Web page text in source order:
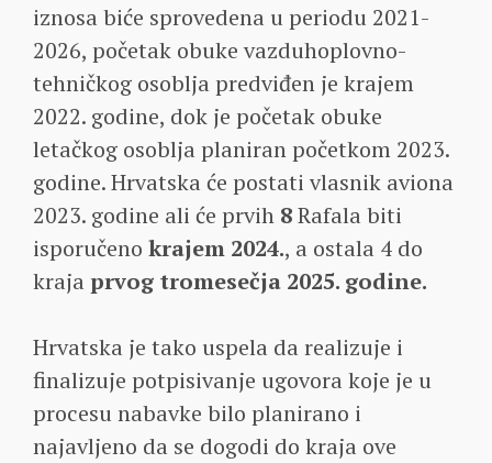
iznosa biće sprovedena u periodu 2021-
2026, početak obuke vazduhoplovno-
tehničkog osoblja predviđen je krajem
2022. godine, dok je početak obuke
letačkog osoblja planiran početkom 2023.
godine. Hrvatska će postati vlasnik aviona
2023. godine ali će prvih 8Rafala biti
isporučeno krajem 2024., a ostala 4 do
kraja prvog tromesečja 2025. godine.
Hrvatska je tako uspela da realizuje i
finalizuje potpisivanje ugovora koje je u
procesu nabavke bilo planirano i
najavljeno da se dogodi do kraja ove